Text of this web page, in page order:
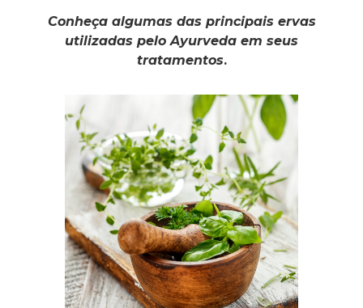
Conheça algumas das principais ervas
utilizadas pelo Ayurveda em seus
tratamentos.